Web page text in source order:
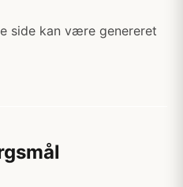
side kan være genereret